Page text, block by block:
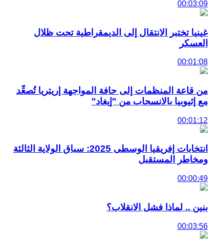
00:03:09
غينيا تختبر الانتقال إلى الديمقراطية تحت ظلال
العسكر
00:01:08
من قاعة المنظمات إلى حافة المواجهة إريتريا تُصعِّد
مع إثيوبيا بالانسحاب من "إيغاد"
00:01:12
انتخابات إفريقيا الوسطى 2025: سباق الولاية الثالثة
ومخاطر المستقبل
00:00:49
بنين .. لماذا فشل الانقلاب؟
00:03:56